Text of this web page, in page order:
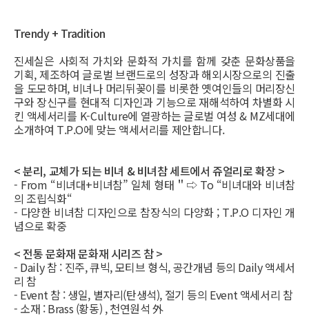
Trendy + Tradition
진세실은 사회적 가치와 문화적 가치를 함께 갖춘 문화상품을
기획, 제조하여 글로벌 브랜드로의 성장과 해외시장으로의 진출
을 도모하며, 비녀나 머리뒤꽂이를 비롯한 옛여인들의 머리장신
구와 장신구를 현대적 디자인과 기능으로 재해석하여 차별화 시
킨 액세서리를 K-Culture에 열광하는 글로벌 여성 & MZ세대에
소개하여 T.P.O에 맞는 액세서리를 제안합니다.
< 분리, 교체가 되는 비녀 & 비녀참 세트에서 쥬얼리로 확장 >
- From “비녀대+비녀참” 일체 형태＂⇨ To “비녀대와 비녀참
의 조립식화“
- 다양한 비녀참 디자인으로 참장식의 다양화 ; T.P.O 디자인 개
념으로 확중
< 전통 문화재 문화재 시리즈 참 >
- Daily 참 : 진주, 큐빅, 모티브 형식, 공간개념 등의 Daily 액세서
리 참
- Event 참 : 생일, 별자리(탄생석), 절기 등의 Event 액세서리 참
- 소재 : Brass (황동) , 천연원석 外